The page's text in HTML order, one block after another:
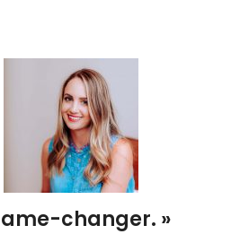
changer. »